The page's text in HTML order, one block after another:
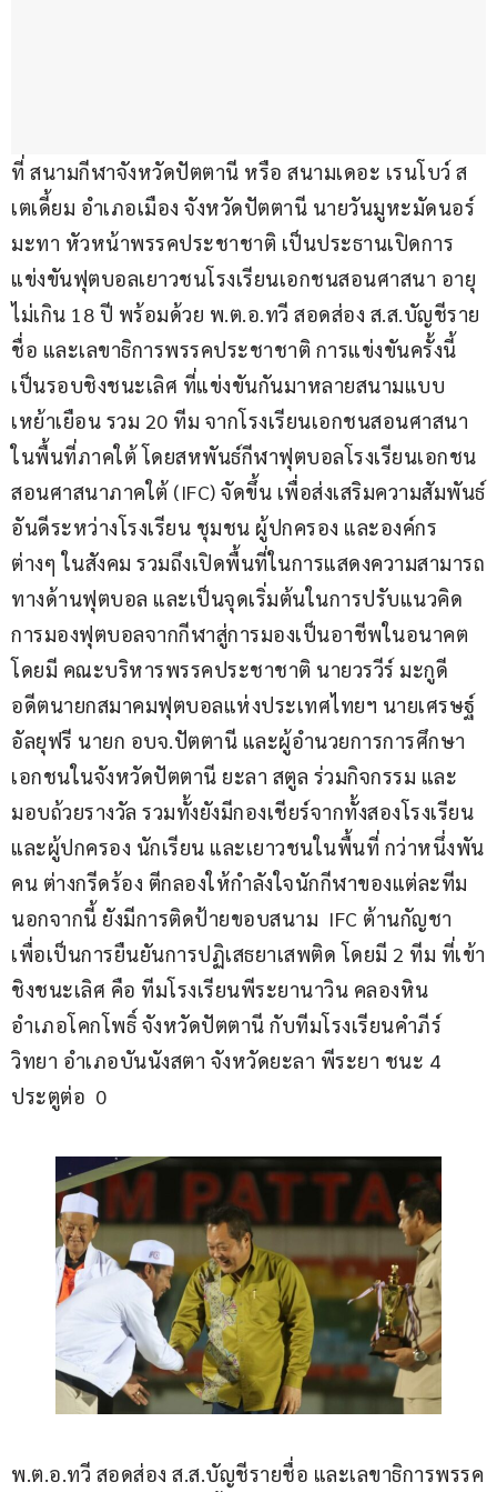
ที่ สนามกีฬาจังหวัดปัตตานี หรือ สนามเดอะ เรนโบว์ ส
เตเดี้ยม อำเภอเมือง จังหวัดปัตตานี นายวันมูหะมัดนอร์
มะทา หัวหน้าพรรคประชาชาติ เป็นประธานเปิดการ
แข่งขันฟุตบอลเยาวชนโรงเรียนเอกชนสอนศาสนา อายุ
ไม่เกิน 18 ปี พร้อมด้วย พ.ต.อ.ทวี สอดส่อง ส.ส.บัญชีราย
ชื่อ และเลขาธิการพรรคประชาชาติ การแข่งขันครั้งนี้
เป็นรอบชิงชนะเลิศ ที่แข่งขันกันมาหลายสนามแบบ
เหย้าเยือน รวม 20 ทีม จากโรงเรียนเอกชนสอนศาสนา
ในพื้นที่ภาคใต้ โดยสหพันธ์กีฬาฟุตบอลโรงเรียนเอกชน
สอนศาสนาภาคใต้ (IFC) จัดขึ้น เพื่อส่งเสริมความสัมพันธ์
อันดีระหว่างโรงเรียน ชุมชน ผู้ปกครอง และองค์กร
ต่างๆ ในสังคม รวมถึงเปิดพื้นที่ในการแสดงความสามารถ
ทางด้านฟุตบอล และเป็นจุดเริ่มต้นในการปรับแนวคิด
การมองฟุตบอลจากกีฬาสู่การมองเป็นอาชีพในอนาคต
โดยมี คณะบริหารพรรคประชาชาติ นายวรวีร์ มะกูดี
อดีตนายกสมาคมฟุตบอลแห่งประเทศไทยฯ นายเศรษฐ์
อัลยุฟรี นายก อบจ.ปัตตานี และผู้อำนวยการการศึกษา
เอกชนในจังหวัดปัตตานี ยะลา สตูล ร่วมกิจกรรม และ
มอบถ้วยรางวัล รวมทั้งยังมีกองเชียร์จากทั้งสองโรงเรียน
และผู้ปกครอง นักเรียน และเยาวชนในพื้นที่ กว่าหนึ่งพัน
คน ต่างกรีดร้อง ตีกลองให้กำลังใจนักกีฬาของแต่ละทีม
นอกจากนี้ ยังมีการติดป้ายขอบสนาม  IFC ต้านกัญชา
เพื่อเป็นการยืนยันการปฏิเสธยาเสพติด โดยมี 2 ทีม ที่เข้า
ชิงชนะเลิศ คือ ทีมโรงเรียนพีระยานาวิน คลองหิน
อำเภอโคกโพธิ์ จังหวัดปัตตานี กับทีมโรงเรียนคำภีร์
วิทยา อำเภอบันนังสตา จังหวัดยะลา พีระยา ชนะ 4
ประตูต่อ  0
พ.ต.อ.ทวี สอดส่อง ส.ส.บัญชีรายชื่อ และเลขาธิการพรรค